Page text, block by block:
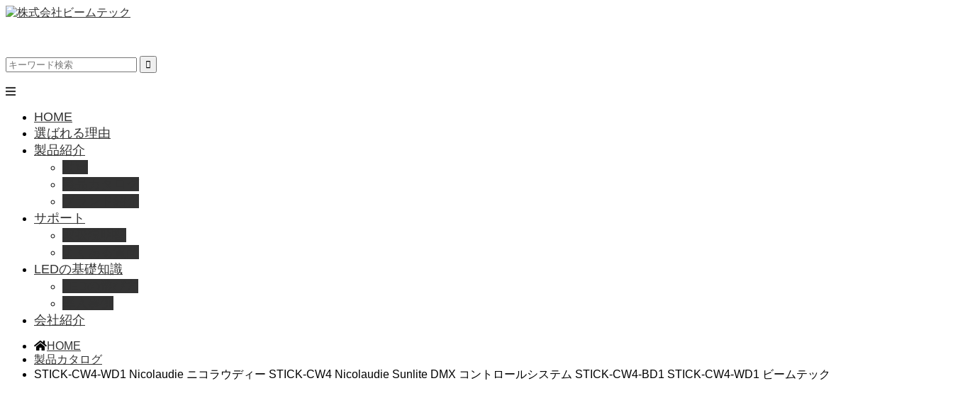
HOME
選ばれる理由
製品紹介
サポート
LEDの基礎知識
会社紹介
HOME
製品カタログ
STICK-CW4-WD1 Nicolaudie ニコラウディー STICK-CW4 Nicolaudie Sunlite DMX コントロールシステム STICK-CW4-BD1 STICK-CW4-WD1 ビームテック